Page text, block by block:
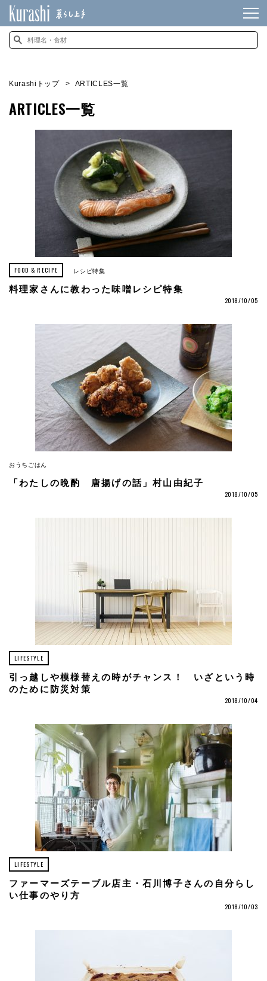
Kurashiトップ ARTICLES一覧
ARTICLES一覧
FOOD & RECIPE レシピ特集
料理家さんに教わった味噌レシピ特集
2018/10/05
おうちごはん
「わたしの晩酌 唐揚げの話」村山由紀子
2018/10/05
LIFESTYLE
引っ越しや模様替えの時がチャンス！ いざという時
のために防災対策
2018/10/04
LIFESTYLE
ファーマーズテーブル店主・石川博子さんの自分らし
い仕事のやり方
2018/10/03